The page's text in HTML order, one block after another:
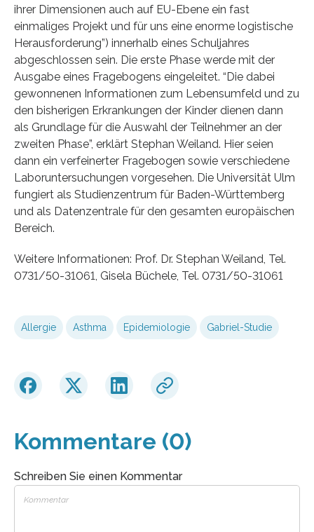
ihrer Dimensionen auch auf EU-Ebene ein fast
einmaliges Projekt und für uns eine enorme logistische
Herausforderung”) innerhalb eines Schuljahres
abgeschlossen sein. Die erste Phase werde mit der
Ausgabe eines Fragebogens eingeleitet. “Die dabei
gewonnenen Informationen zum Lebensumfeld und zu
den bisherigen Erkrankungen der Kinder dienen dann
als Grundlage für die Auswahl der Teilnehmer an der
zweiten Phase”, erklärt Stephan Weiland. Hier seien
dann ein verfeinerter Fragebogen sowie verschiedene
Laboruntersuchungen vorgesehen. Die Universität Ulm
fungiert als Studienzentrum für Baden-Württemberg
und als Datenzentrale für den gesamten europäischen
Bereich.
Weitere Informationen: Prof. Dr. Stephan Weiland, Tel.
0731/50-31061, Gisela Büchele, Tel. 0731/50-31061
Allergie Asthma Epidemiologie Gabriel-Studie
Kommentare (0)
Schreiben Sie einen Kommentar